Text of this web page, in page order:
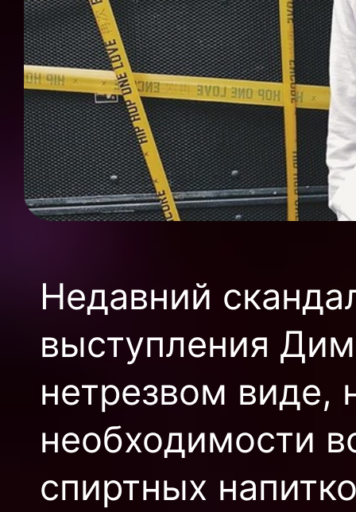
Недавний
выступления
нетрезвом виде,
необходимости
спиртных